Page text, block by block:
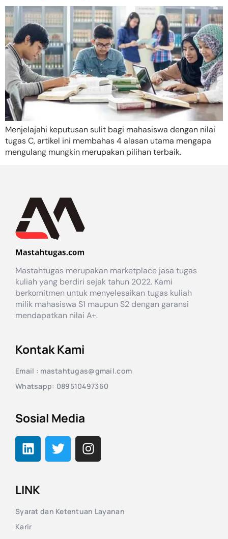
Menjelajahi keputusan sulit bagi mahasiswa dengan nilai
tugas C, artikel ini membahas 4 alasan utama mengapa
mengulang mungkin merupakan pilihan terbaik.
Mastahtugas merupakan marketplace jasa tugas
kuliah yang berdiri sejak tahun 2022. Kami
berkomitmen untuk menyelesaikan tugas kuliah
milik mahasiswa S1 maupun S2 dengan garansi
mendapatkan nilai A+.
Kontak Kami
Email : mastahtugas@gmail.com
Whatsapp: 089510497360
Sosial Media
LINK
Syarat dan Ketentuan Layanan
Karir